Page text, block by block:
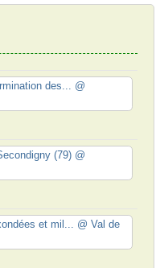
des... @
(79) @
et mil... @ Val de